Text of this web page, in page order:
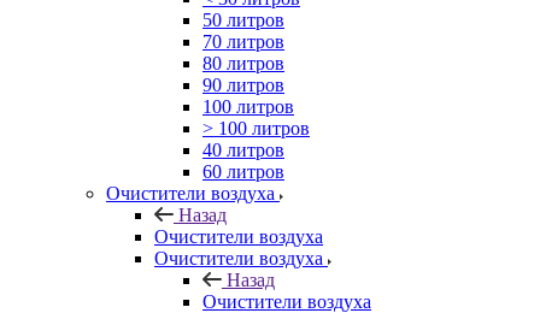
50 литров
70 литров
80 литров
90 литров
100 литров
> 100 литров
40 литров
60 литров
Очистители воздуха
Назад
Очистители воздуха
Очистители воздуха
Назад
Очистители воздуха